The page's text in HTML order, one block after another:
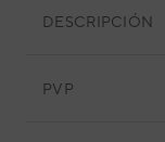
DESCRIPCIÓN
PVP